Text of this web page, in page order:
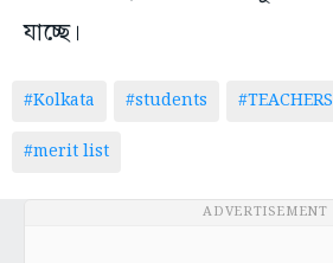
যাচ্ছে।
#Kolkata #students #TEACHERS
#merit list
ADVERTISEMENT